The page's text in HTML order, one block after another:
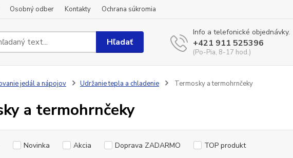
Osobný odber Kontakty Ochrana súkromia
Hľadať
Info a telefonické objednávky.
+421 911 525396
(Po-Pia, 8-17 hod.)
jedál a nápojov Udržanie tepla a chladenie Termosky a termohrnčeky
a termohrnčeky
Novinka Akcia Doprava ZADARMO TOP produkt